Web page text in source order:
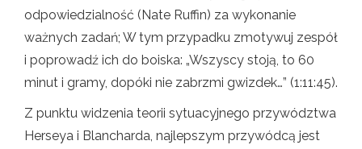
odpowiedzialność (Nate Ruffin) za wykonanie
ważnych zadań; W tym przypadku zmotywuj zespół
i poprowadź ich do boiska: „Wszyscy stoją, to 60
minut i gramy, dopóki nie zabrzmi gwizdek…” (1:11:45).
Z punktu widzenia teorii sytuacyjnego przywództwa
Herseya i Blancharda, najlepszym przywódcą jest